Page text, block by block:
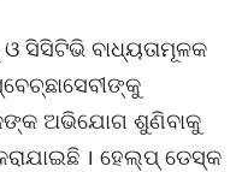
ସିସିଟିଭି ବାଧ୍ୟତାମୂଳକ
ଅଭିଯୋଗ ଶୁଣିବାକୁ
। ହେଲ୍‌ପ୍‌ ଡେସ୍କ